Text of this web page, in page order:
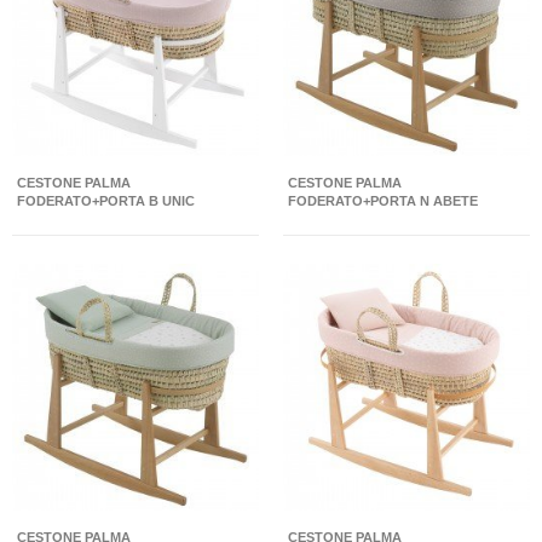
CESTONE PALMA
FODERATO+PORTA B UNIC
CESTONE PALMA
FODERATO+PORTA N ABETE
CESTONE PALMA CESTONE PALMA